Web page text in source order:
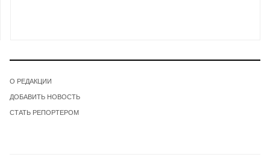
О РЕДАКЦИИ
ДОБАВИТЬ НОВОСТЬ
СТАТЬ РЕПОРТЕРОМ